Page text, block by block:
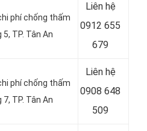
phí chống thấm
TP. Tân An
Liên hệ
0912 655
679
phí chống thấm
TP. Tân An
Liên hệ
0908 648
509